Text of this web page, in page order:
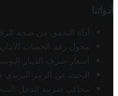
أدواتنا
أداة التحقق من صحة
محول رقم الحساب
أسعار صرف الدينار
البحث عن الرمز
محاكي ضريبة الدخل